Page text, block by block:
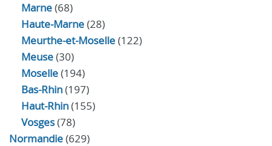
Marne(68)
Haute-Marne(28)
Meurthe-et-Moselle(122)
Meuse(30)
Moselle(194)
Bas-Rhin(197)
Haut-Rhin(155)
Vosges(78)
Normandie(629)